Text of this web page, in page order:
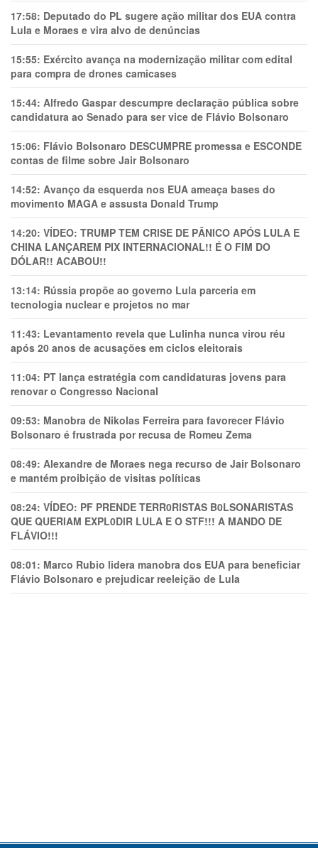
17:58: Deputado do PL sugere ação militar dos EUA contra
Lula e Moraes e vira alvo de denúncias
15:55: Exército avança na modernização militar com edital
para compra de drones camicases
15:44: Alfredo Gaspar descumpre declaração pública sobre
candidatura ao Senado para ser vice de Flávio Bolsonaro
15:06: Flávio Bolsonaro DESCUMPRE promessa e ESCONDE
contas de filme sobre Jair Bolsonaro
14:52: Avanço da esquerda nos EUA ameaça bases do
movimento MAGA e assusta Donald Trump
14:20: VÍDEO: TRUMP TEM CRlSE DE PÂNlCO APÓS LULA E
CHINA LANÇAREM PIX INTERNACIONAL!! É O FIM DO
DÓLAR!! ACABOU!!
13:14: Rússia propõe ao governo Lula parceria em
tecnologia nuclear e projetos no mar
11:43: Levantamento revela que Lulinha nunca virou réu
após 20 anos de acusações em ciclos eleitorais
11:04: PT lança estratégia com candidaturas jovens para
renovar o Congresso Nacional
09:53: Manobra de Nikolas Ferreira para favorecer Flávio
Bolsonaro é frustrada por recusa de Romeu Zema
08:49: Alexandre de Moraes nega recurso de Jair Bolsonaro
e mantém proibição de visitas políticas
08:24: VÍDEO: PF PRENDE TERR0RlSTAS B0LSONARlSTAS
QUE QUERIAM EXPL0DlR LULA E O STF!!! A MANDO DE
FLÁVIO!!!
08:01: Marco Rubio lidera manobra dos EUA para beneficiar
Flávio Bolsonaro e prejudicar reeleição de Lula